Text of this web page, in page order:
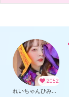
2052
れいちゃんひみつくらぶ